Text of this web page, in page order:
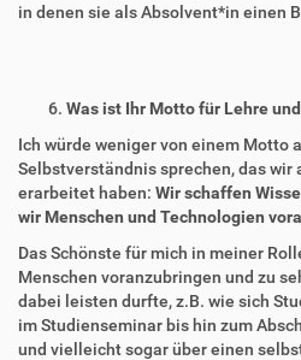
in denen sie als Absolvent*in einen
Was ist Ihr Motto für Lehre
Ich würde weniger von einem Motto
Selbstverständnis sprechen, das wir
erarbeitet haben: Wir schaffen
wir Menschen und Technologien
Das Schönste für mich in meiner
Menschen voranzubringen und zu
dabei leisten durfte, z.B. wie sich
im Studienseminar bis hin zum
und vielleicht sogar über einen